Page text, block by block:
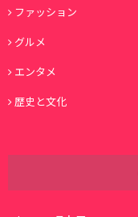
ファッション
グルメ
エンタメ
歴史と文化